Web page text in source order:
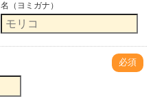
名（ヨミガナ）
必須